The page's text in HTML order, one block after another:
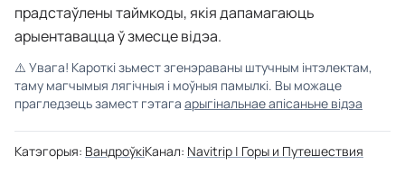
прадстаўлены таймкоды, якія дапамагаюць
арыентавацца ў змесце відэа.
⚠️ Увага! Кароткі зьмест згенэраваны штучным інтэлектам,
таму магчымыя лягічныя і моўныя памылкі. Вы можаце
прагледзець замест гэтага арыгінальнае апісаньне відэа
Катэгорыя: ВандроўкіКанал: Navitrip | Горы и Путешествия